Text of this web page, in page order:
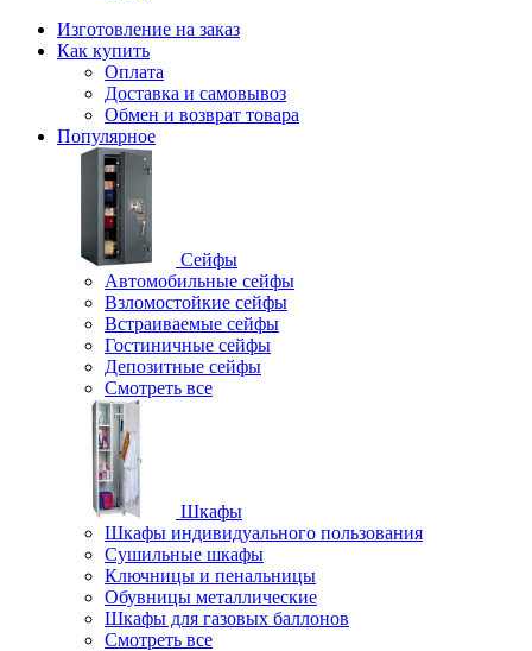
Изготовление на заказ
Как купить
Оплата
Доставка и самовывоз
Обмен и возврат товара
Популярное
Сейфы
Автомобильные сейфы
Взломостойкие сейфы
Встраиваемые сейфы
Гостиничные сейфы
Депозитные сейфы
Смотреть все
Шкафы
Шкафы индивидуального пользования
Cушильные шкафы
Ключницы и пенальницы
Обувницы металлические
Шкафы для газовых баллонов
Смотреть все